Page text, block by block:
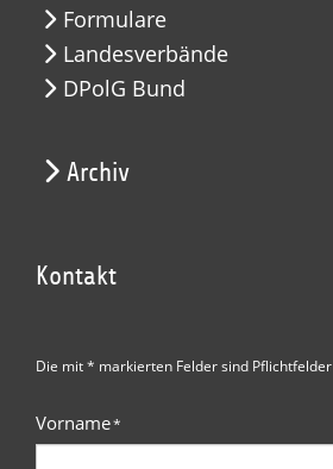
Formulare
Landesverbände
DPolG Bund
Archiv
Kontakt
Die mit * markierten Felder sind Pflichtfelder
Vorname*